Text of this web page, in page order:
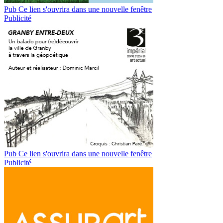
Pub Ce lien s'ouvrira dans une nouvelle fenêtre
Publicité
Pub Ce lien s'ouvrira dans une nouvelle fenêtre
Publicité